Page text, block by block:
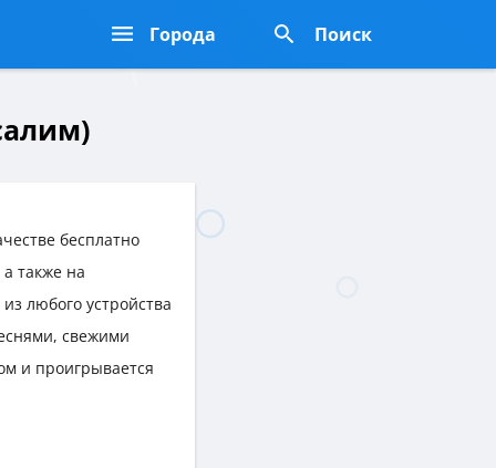
Города Поиск
бесплатно
а также на
любого устройства
свежими
и проигрывается